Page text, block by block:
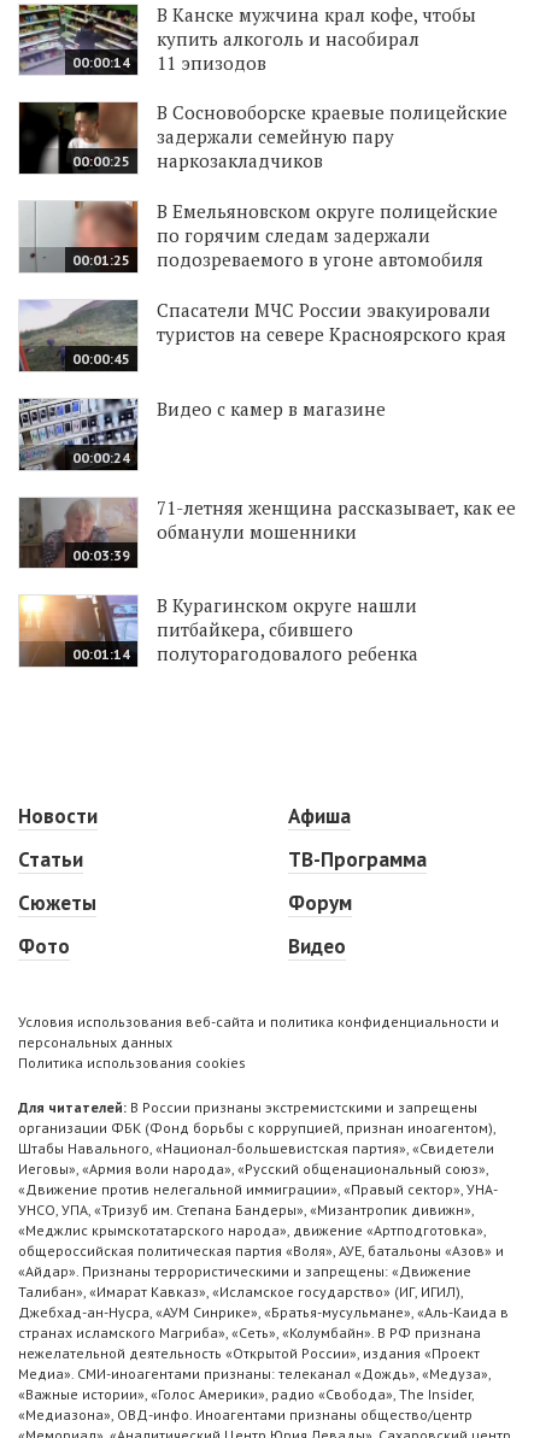
00:00:14
В Канске мужчина крал кофе, чтобы
купить алкоголь и насобирал
11 эпизодов
00:00:25
В Сосновоборске краевые полицейские
задержали семейную пару
наркозакладчиков
00:01:25
В Емельяновском округе полицейские
по горячим следам задержали
подозреваемого в угоне автомобиля
00:00:45
Спасатели МЧС России эвакуировали
туристов на севере Красноярского края
00:00:24
Видео с камер в магазине
00:03:39
71-летняя женщина рассказывает, как ее
обманули мошенники
00:01:14
В Курагинском округе нашли
питбайкера, сбившего
полуторагодовалого ребенка
Новости
Статьи
Сюжеты
Фото
Афиша
ТВ-Программа
Форум
Видео
Условия использования веб-сайта и политика конфиденциальности и
персональных данных
Политика использования cookies
Для читателей: В России признаны экстремистскими и запрещены
организации ФБК (Фонд борьбы с коррупцией, признан иноагентом),
Штабы Навального, «Национал-большевистская партия», «Свидетели
Иеговы», «Армия воли народа», «Русский общенациональный союз»,
«Движение против нелегальной иммиграции», «Правый сектор», УНА-
УНСО, УПА, «Тризуб им. Степана Бандеры», «Мизантропик дивижн»,
«Меджлис крымскотатарского народа», движение «Артподготовка»,
общероссийская политическая партия «Воля», АУЕ, батальоны «Азов» и
«Айдар». Признаны террористическими и запрещены: «Движение
Талибан», «Имарат Кавказ», «Исламское государство» (ИГ, ИГИЛ),
Джебхад-ан-Нусра, «АУМ Синрике», «Братья-мусульмане», «Аль-Каида в
странах исламского Магриба», «Сеть», «Колумбайн». В РФ признана
нежелательной деятельность «Открытой России», издания «Проект
Медиа». СМИ-иноагентами признаны: телеканал «Дождь», «Медуза»,
«Важные истории», «Голос Америки», радио «Свобода», The Insider,
«Медиазона», ОВД-инфо. Иноагентами признаны общество/центр